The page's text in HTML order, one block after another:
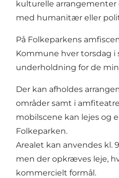
kulturelle arrangementer
med humanitær eller
På Folkeparkens
Kommune hver torsdag
underholdning for de
Der kan afholdes
områder samt i
mobilscene kan lejes og
Folkeparken.
Arealet kan anvendes kl.
men der opkræves leje,
kommercielt formål.